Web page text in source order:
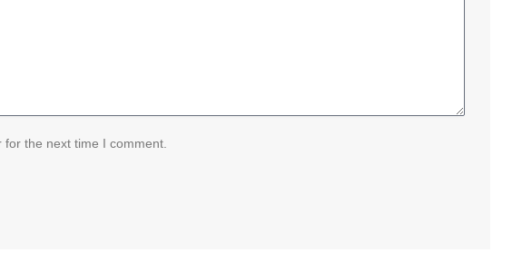
the next time I comment.